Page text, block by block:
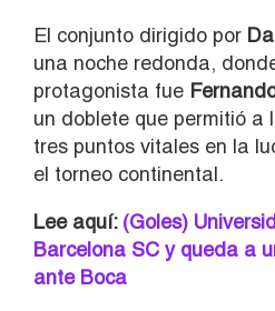
El conjunto dirigido por
una noche redonda,
protagonista fue
un doblete que permitió a
tres puntos vitales en la
el torneo continental.
Lee aquí:(Goles)
Barcelona SC y queda a
ante Boca